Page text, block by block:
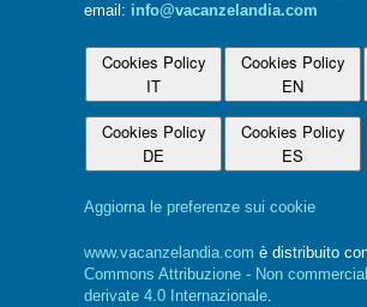
email: info@vacanzelandia.com
Cookies Policy
IT
Cookies Policy
EN
Cookies Policy
DE
Cookies Policy
ES
Aggiorna le preferenze sui cookie
www.vacanzelandia.com è distribuito
Commons Attribuzione - Non
derivate 4.0 Internazionale.